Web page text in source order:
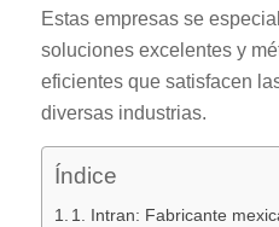
Estas empresas se
soluciones excelentes y
eficientes que satisfacen
diversas industrias.
Índice
1. Intran: Fabricante